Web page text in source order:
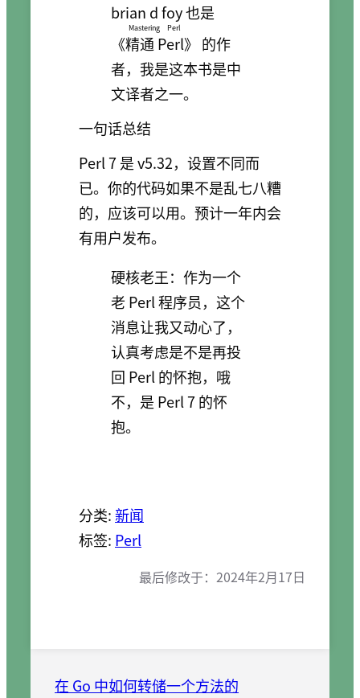
brian d foy 也是
《精通 Perl
Mastering Perl
》 的作
者，我是这本书是中
文译者之一。
一句话总结
Perl 7 是 v5.32，设置不同而
已。你的代码如果不是乱七八糟
的，应该可以用。预计一年内会
有用户发布。
硬核老王：作为一个
老 Perl 程序员，这个
消息让我又动心了，
认真考虑是不是再投
回 Perl 的怀抱，哦
不，是 Perl 7 的怀
抱。
分类:新闻
标签: Perl
最后修改于： 2024年2月17日
在 Go 中如何转储一个方法的